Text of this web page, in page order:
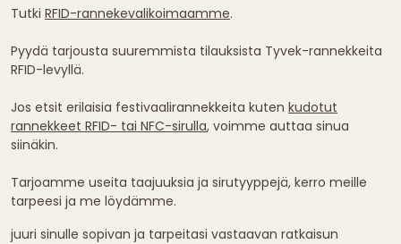
Tutki RFID-rannekevalikoimaamme.
Pyydä tarjousta suuremmista tilauksista Tyvek-rannekkeita
RFID-levyllä.
Jos etsit erilaisia festivaalirannekkeita kuten kudotut
rannekkeet RFID- tai NFC-sirulla, voimme auttaa sinua
siinäkin.
Tarjoamme useita taajuuksia ja sirutyyppejä, kerro meille
tarpeesi ja me löydämme.
juuri sinulle sopivan ja tarpeitasi vastaavan ratkaisun